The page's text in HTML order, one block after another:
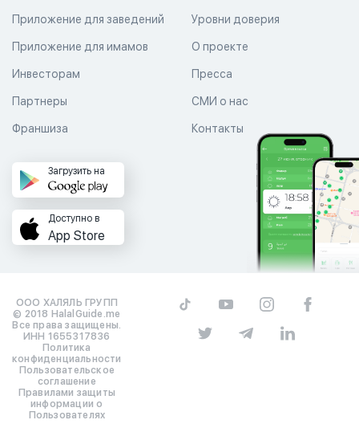
Уровни доверия
Приложение для заведений
Приложение для имамов О проекте
Пресса
СМИ о нас
Контакты
Инвесторам
Партнеры
Франшиза
Загрузить на
Доступно в
App Store
ООО ХАЛЯЛЬ ГРУПП
© 2018 HalalGuide.me
Все права защищены.
ИНН 1655317836
Политика
конфиденциальности
Пользовательское
соглашение
Правилами защиты
информации о
Пользователях